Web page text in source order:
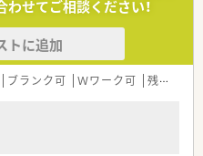
効率的な導線が確保されており、
備を導入して業務の効率化を図
満足いただける条件を個別に提示
福利厚生が充実しており、将来を
せてご相談ください！
トに追加
ブランク可 Ｗワーク可 残業なし(ほぼなし含む)